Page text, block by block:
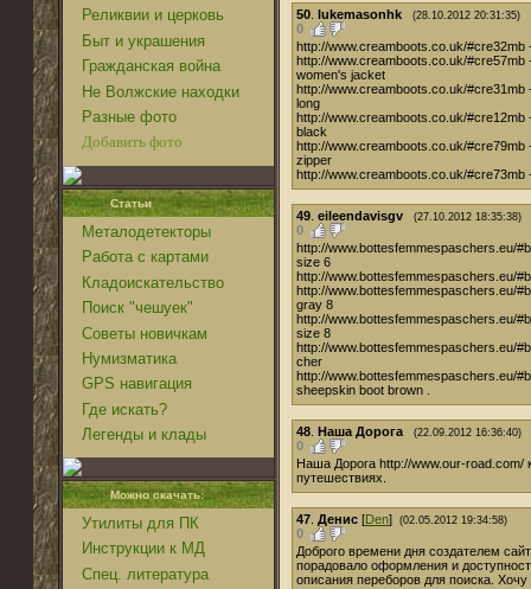
Реликвии и церковь
Быт и украшения
Гражданская война
Не Волжские находки
Разные фото
Добавить фото
Статьи
Металодетекторы
Работа с картами
Кладоискательство
Поиск "чешуек"
Советы новичкам
Нумизматика
GPS навигация
Где искать?
Легенды и клады
Можно скачать:
Утилиты для ПК
Инструкции к МД
Спец. литература
50 lukemasonhk (28.10.2012 20:31:35)
0
http://www.creamboots.co.uk/
http://www.creamboots.co.uk/
women's jacket
http://www.creamboots.co.uk/
long
http://www.creamboots.co.uk/
black
http://www.creamboots.co.uk/
zipper
http://www.creamboots.co.uk/
49 eileendavisgv (27.10.2012 18:35:38)
0
http://www.bottesfemmespaschers.eu/
size 6
http://www.bottesfemmespaschers.eu/
http://www.bottesfemmespaschers.eu/
gray 8
http://www.bottesfemmespaschers.eu/
size 8
http://www.bottesfemmespaschers.eu/
cher
http://www.bottesfemmespaschers.eu/
sheepskin boot brown .
48 Наша Дорога (22.09.2012 16:36:40)
0
Наша Дорога http://www.our-road.com/
путешествиях.
47 Денис [Den] (02.05.2012 19:34:58)
0
Доброго времени дня создателем
порадовало оформления и
описания переборов для поиска. Хочу